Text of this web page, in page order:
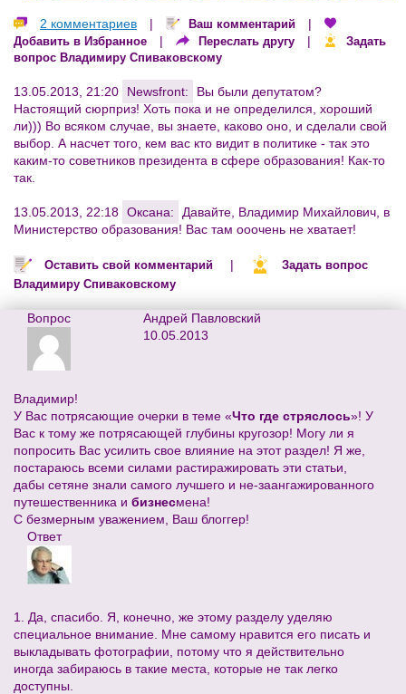
2 комментариев | Ваш комментарий |
Добавить в Избранное | Переслать другу |
Задать
вопрос Владимиру Спиваковскому
13.05.2013, 21:20 Newsfront:
Вы были депутатом?
Настоящий сюрприз! Хоть пока и не определился, хороший
ли))) Во всяком случае, вы знаете, каково оно, и сделали свой
выбор. А насчет того, кем вас кто видит в политике - так это
каким-то советников президента в сфере образования! Как-то
так.
13.05.2013, 22:18 Оксана:
Давайте, Владимир Михайлович, в
Министерство образования! Вас там ооочень не хватает!
Оставить свой комментарий |
Задать вопрос
Владимиру Спиваковскому
Вопрос
Андрей Павловский
10.05.2013
Владимир!
У Вас потрясающие очерки в теме «Что где стряслось»! У
Вас к тому же потрясающей глубины кругозор! Могу ли я
попросить Вас усилить свое влияние на этот раздел! Я же,
постараюсь всеми силами растиражировать эти статьи,
дабы сетяне знали самого лучшего и не-заангажированного
путешественника и бизнесмена!
С безмерным уважением, Ваш блоггер!
Ответ
1. Да, спасибо. Я, конечно, же этому разделу уделяю
специальное внимание. Мне самому нравится его писать и
выкладывать фотографии, потому что я действительно
иногда забираюсь в такие места, которые не так легко
доступны.